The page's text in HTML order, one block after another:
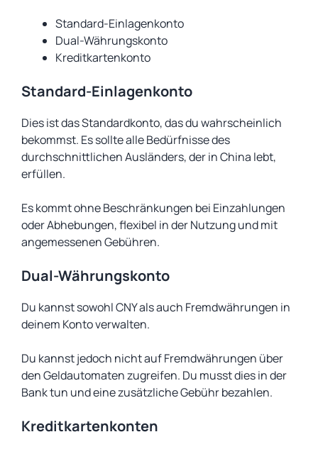
Standard-Einlagenkonto
Dual-Währungskonto
Kreditkartenkonto
Standard-Einlagenkonto
Dies ist das Standardkonto, das du wahrscheinlich
bekommst. Es sollte alle Bedürfnisse des
durchschnittlichen Ausländers, der in China lebt,
erfüllen.
Es kommt ohne Beschränkungen bei Einzahlungen
oder Abhebungen, flexibel in der Nutzung und mit
angemessenen Gebühren.
Dual-Währungskonto
Du kannst sowohl CNY als auch Fremdwährungen in
deinem Konto verwalten.
Du kannst jedoch nicht auf Fremdwährungen über
den Geldautomaten zugreifen. Du musst dies in der
Bank tun und eine zusätzliche Gebühr bezahlen.
Kreditkartenkonten